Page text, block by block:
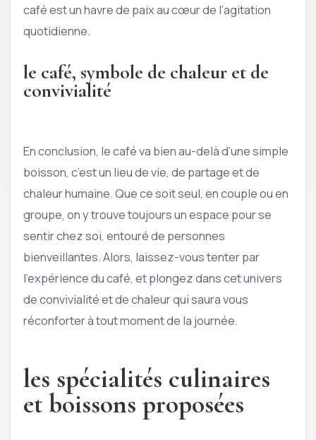
café est un havre de paix au cœur de l’agitation
quotidienne.
le café, symbole de chaleur et de
convivialité
En conclusion, le café va bien au-delà d’une simple
boisson, c’est un lieu de vie, de partage et de
chaleur humaine. Que ce soit seul, en couple ou en
groupe, on y trouve toujours un espace pour se
sentir chez soi, entouré de personnes
bienveillantes. Alors, laissez-vous tenter par
l’expérience du café, et plongez dans cet univers
de convivialité et de chaleur qui saura vous
réconforter à tout moment de la journée.
les spécialités culinaires
et boissons proposées